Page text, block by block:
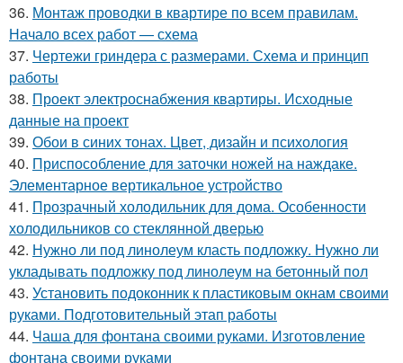
36. Монтаж проводки в квартире по всем правилам.
Начало всех работ — схема
37. Чертежи гриндера с размерами. Схема и принцип
работы
38. Проект электроснабжения квартиры. Исходные
данные на проект
39. Обои в синих тонах. Цвет, дизайн и психология
40. Приспособление для заточки ножей на наждаке.
Элементарное вертикальное устройство
41. Прозрачный холодильник для дома. Особенности
холодильников со стеклянной дверью
42. Нужно ли под линолеум класть подложку. Нужно ли
укладывать подложку под линолеум на бетонный пол
43. Установить подоконник к пластиковым окнам своими
руками. Подготовительный этап работы
44. Чаша для фонтана своими руками. Изготовление
фонтана своими руками